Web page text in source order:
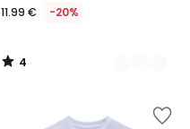
11.99 € -20%
4
/